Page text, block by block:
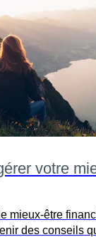
votre
mieux-être
des conseils